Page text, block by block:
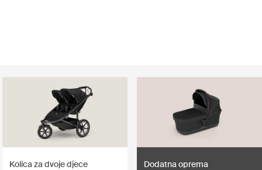
Kolica za dvoje djece Dodatna oprema